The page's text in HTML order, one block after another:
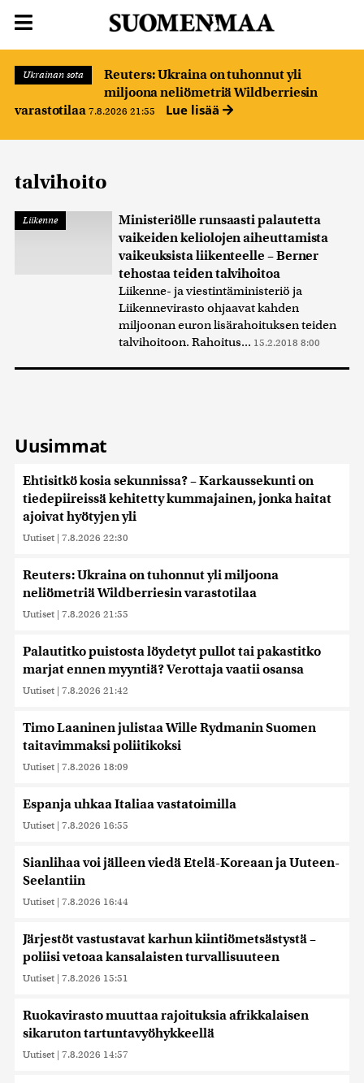
Ukrainan sota
Reuters: Ukraina on tuhonnut yli
miljoona neliömetriä Wildberriesin
varastotilaa 7.8.2026 21:55 Lue lisää
talvihoito
Liikenne
Ministeriölle runsaasti palautetta
vaikeiden keliolojen aiheuttamista
vaikeuksista liikenteelle – Berner
tehostaa teiden talvihoitoa
Liikenne- ja viestintäministeriö ja
Liikennevirasto ohjaavat kahden
miljoonan euron lisärahoituksen teiden
talvihoitoon. Rahoitus... 15.2.2018 8:00
Uusimmat
Ehtisitkö kosia sekunnissa? – Karkaussekunti on
tiedepiireissä kehitetty kummajainen, jonka haitat
ajoivat hyötyjen yli
Uutiset | 7.8.2026 22:30
Reuters: Ukraina on tuhonnut yli miljoona
neliömetriä Wildberriesin varastotilaa
Uutiset | 7.8.2026 21:55
Palautitko puistosta löydetyt pullot tai pakastitko
marjat ennen myyntiä? Verottaja vaatii osansa
Uutiset | 7.8.2026 21:42
Timo Laaninen julistaa Wille Rydmanin Suomen
taitavimmaksi poliitikoksi
Uutiset | 7.8.2026 18:09
Espanja uhkaa Italiaa vastatoimilla
Uutiset | 7.8.2026 16:55
Sianlihaa voi jälleen viedä Etelä-Koreaan ja Uuteen-
Seelantiin
Uutiset | 7.8.2026 16:44
Järjestöt vastustavat karhun kiintiömetsästystä –
poliisi vetoaa kansalaisten turvallisuuteen
Uutiset | 7.8.2026 15:51
Ruokavirasto muuttaa rajoituksia afrikkalaisen
sikaruton tartuntavyöhykkeellä
Uutiset | 7.8.2026 14:57